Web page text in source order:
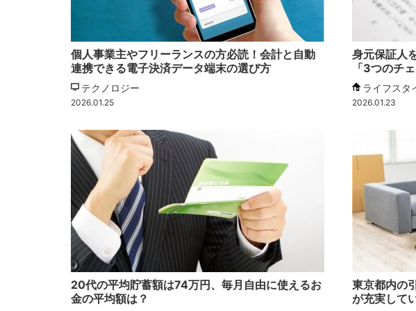
個人事業主やフリーランスの方必読！会計と自動
連携できる電子決済データ端末の選び方
テクノロジー
2026.01.25
身元保証人
「3つのチ
ライフスタ
2026.01.23
20代の平均貯蓄額は74万円、毎月自由に使えるお
金の平均額は？
東京都内の
が充実して